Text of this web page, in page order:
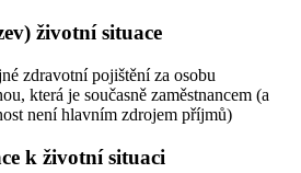
životní situace
zdravotní pojištění za osobu
která je současně zaměstnancem (a
není hlavním zdrojem příjmů)
k životní situaci